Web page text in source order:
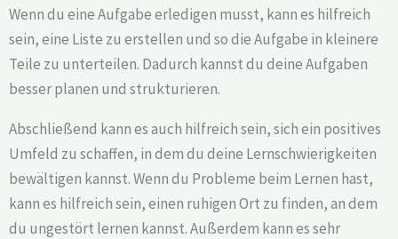
Wenn du eine Aufgabe erledigen musst, kann es hilfreich
sein, eine Liste zu erstellen und so die Aufgabe in kleinere
Teile zu unterteilen. Dadurch kannst du deine Aufgaben
besser planen und strukturieren.
Abschließend kann es auch hilfreich sein, sich ein positives
Umfeld zu schaffen, in dem du deine Lernschwierigkeiten
bewältigen kannst. Wenn du Probleme beim Lernen hast,
kann es hilfreich sein, einen ruhigen Ort zu finden, an dem
du ungestört lernen kannst. Außerdem kann es sehr